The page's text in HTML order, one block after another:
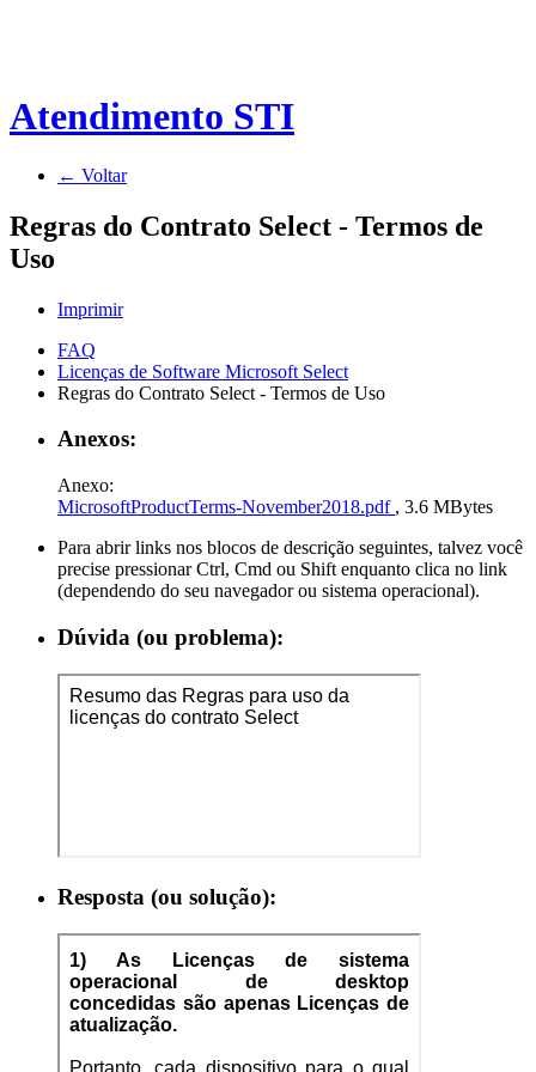
Atendimento STI
← Voltar
Regras do Contrato Select - Termos de
Uso
Imprimir
FAQ
Licenças de Software Microsoft Select
Regras do Contrato Select - Termos de Uso
Anexos:
Anexo:
MicrosoftProductTerms-November2018.pdf , 3.6 MBytes
Para abrir links nos blocos de descrição seguintes, talvez você
precise pressionar Ctrl, Cmd ou Shift enquanto clica no link
(dependendo do seu navegador ou sistema operacional).
Dúvida (ou problema):
Resposta (ou solução):